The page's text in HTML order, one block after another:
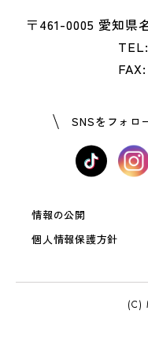
〒461-0005 愛知県
SNSをフォロ
情報の公開
個人情報保護方針
(C)